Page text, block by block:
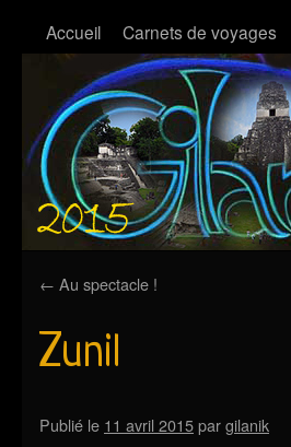
Accueil Carnets de voyages
← Au spectacle !
Zunil
Publié le 11 avril 2015pargilanik